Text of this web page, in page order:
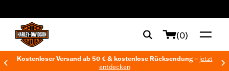
(0)
Kostenloser Versand ab 50 € & kostenlose Rücksendung – jetzt
entdecken